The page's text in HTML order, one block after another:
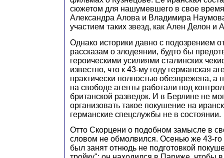
сюжетом для нашумевшего в свое
Александра Алова и Владимира
участием таких звезд, как Ален Делон и
Однако историки давно с подозрением
рассказам о злодеянии, будто бы
героическими усилиями сталинских
известно, что к 43-му году германская
практически полностью обезврежена, а
на свободе агенты работали под
британской разведок. И в Берлине не
организовать такое покушение на
германские спецслужбы не в состоянии.
Отто Скорцени о подобном замысле в
словом не обмолвился. Осенью же 43-
был занят отнюдь не подготовкой